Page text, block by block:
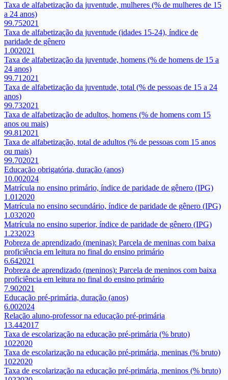
Taxa de alfabetização da juventude, mulheres (% de mulheres de 15
a 24 anos)
99.752021
Taxa de alfabetização da juventude (idades 15-24), índice de
paridade de gênero
1.002021
Taxa de alfabetização da juventude, homens (% de homens de 15 a
24 anos)
99.71 2021
Taxa de alfabetização da juventude, total (% de pessoas de 15 a 24
anos)
99.732021
Taxa de alfabetização de adultos, homens (% de homens com 15
anos ou mais)
99.81 2021
Taxa de alfabetização, total de adultos (% de pessoas com 15 anos
ou mais)
99.702021
Educação obrigatória, duração (anos)
10.002024
Matrícula no ensino primário, índice de paridade de gênero (IPG)
1.01 2020
Matrícula no ensino secundário, índice de paridade de gênero (IPG)
1.032020
Matrícula no ensino superior, índice de paridade de gênero (IPG)
1.232023
Pobreza de aprendizado (meninas): Parcela de meninas com baixa
proficiência em leitura no final do ensino primário
6.642021
Pobreza de aprendizado (meninos): Parcela de meninos com baixa
proficiência em leitura no final do ensino primário
7.902021
Educação pré-primária, duração (anos)
6.002024
Relação aluno-professor na educação pré-primária
13.442017
Taxa de escolarização na educação pré-primária (% bruto)
1022020
Taxa de escolarização na educação pré-primária, meninas (% bruto)
1022020
Taxa de escolarização na educação pré-primária, meninos (% bruto)